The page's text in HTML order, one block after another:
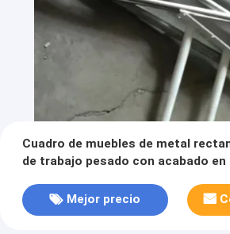
Cuadro de muebles de metal
de trabajo pesado con acabado en
Mejor precio